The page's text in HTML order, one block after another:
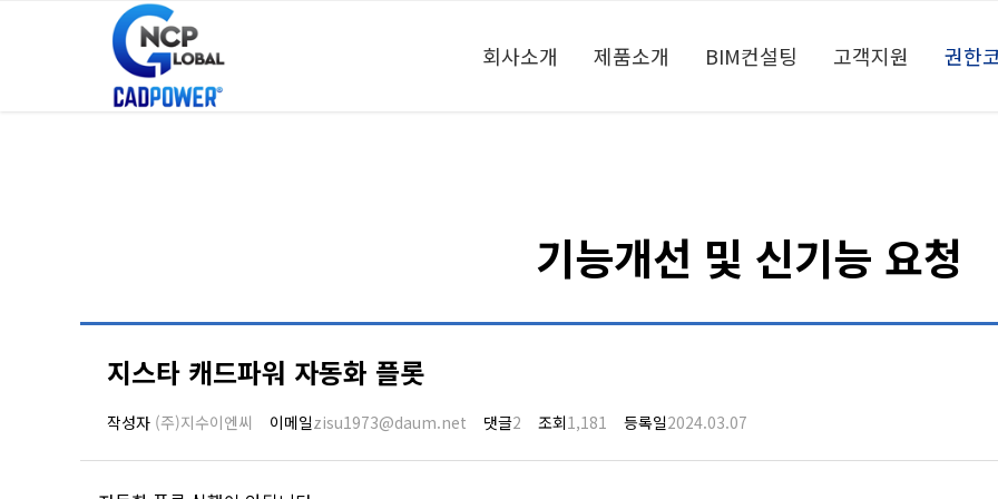
회사소개 제품소개 BIM컨설팅 고객지원 권한
기능개선 및 신기능 요청
지스타 캐드파워 자동화 플롯
작성자 (주)지수이엔씨 이메일zisu1973@daum.net 댓글2 조회1,181 등록일2024.03.07